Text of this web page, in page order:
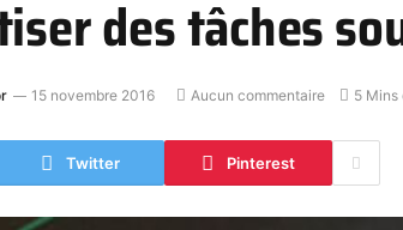
des tâches
15 novembre 2016 Aucun commentaire 5 Mins
Twitter Pinterest